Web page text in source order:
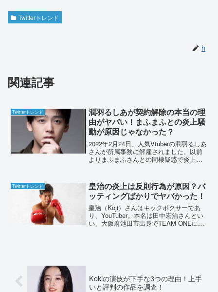
Twitterトレンド
h
関連記事
Twitterトレンド
潤羽るしあが契約解除の本当の理
由がヤバい！まふまふとの炎上騒
動が原因じゃなかった？
2022年2月24日、人気Vtuberの潤羽るしあ
さんが所属事務に解雇されました。以前
よりまふまふさんとの同棲疑惑で炎上し
しあが契約解除の本当の理由がヤバい！
まふまふと...
Twitterトレンド
皇治の炎上は反則行為が原因？バ
ッティングばかりでヤバかった！
皇治（Koji）さんはキックボクサーであ
り、YouTuber。本名は田中宏治さんとい
い、大阪府池田市出身でTEAM ONEに所
Kokiの演技が下手な3つの理由！上手
いと評判の作品を調査！